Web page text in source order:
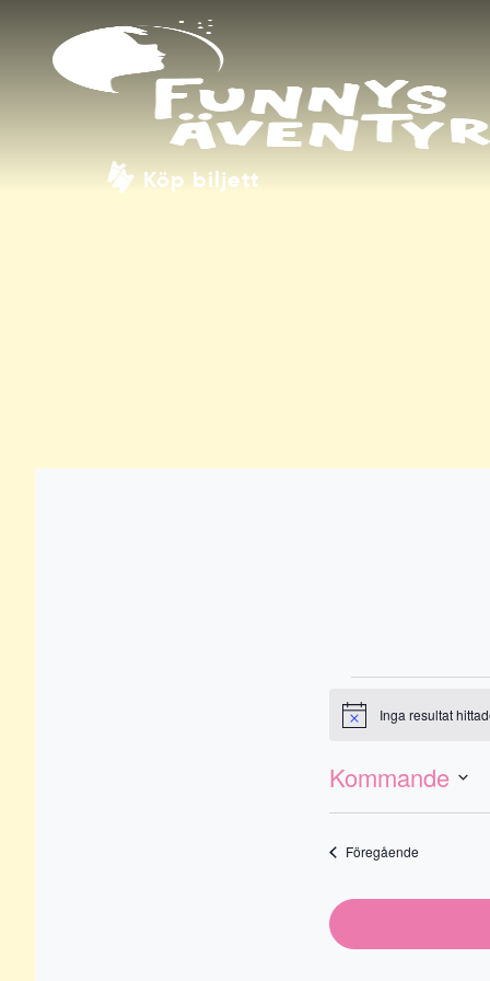
Köp biljett
Notis Inga resultat
Vy-
Evenemang
vynavigering
Kommande
Välj
FöregåendeEvenemang